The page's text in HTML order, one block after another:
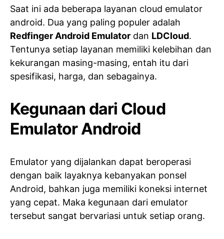
Saat ini ada beberapa layanan cloud emulator
android. Dua yang paling populer adalah
Redfinger Android Emulator dan LDCloud.
Tentunya setiap layanan memiliki kelebihan dan
kekurangan masing-masing, entah itu dari
spesifikasi, harga, dan sebagainya.
Kegunaan dari Cloud
Emulator Android
Emulator yang dijalankan dapat beroperasi
dengan baik layaknya kebanyakan ponsel
Android, bahkan juga memiliki koneksi internet
yang cepat. Maka kegunaan dari emulator
tersebut sangat bervariasi untuk setiap orang.